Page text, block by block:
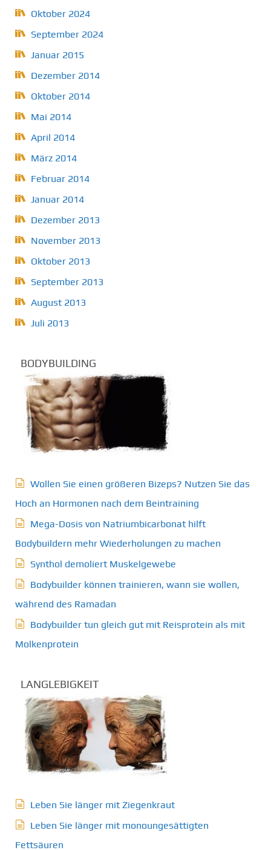
Oktober 2024
September 2024
Januar 2015
Dezember 2014
Oktober 2014
Mai 2014
April 2014
März 2014
Februar 2014
Januar 2014
Dezember 2013
November 2013
Oktober 2013
September 2013
August 2013
Juli 2013
BODYBUILDING
Wollen Sie einen größeren Bizeps? Nutzen Sie das
Hoch an Hormonen nach dem Beintraining
Mega-Dosis von Natriumbicarbonat hilft
Bodybuildern mehr Wiederholungen zu machen
Synthol demoliert Muskelgewebe
Bodybuilder können trainieren, wann sie wollen,
während des Ramadan
Bodybuilder tun gleich gut mit Reisprotein als mit
Molkenprotein
LANGLEBIGKEIT
Leben Sie länger mit Ziegenkraut
Leben Sie länger mit monoungesättigten
Fettsäuren